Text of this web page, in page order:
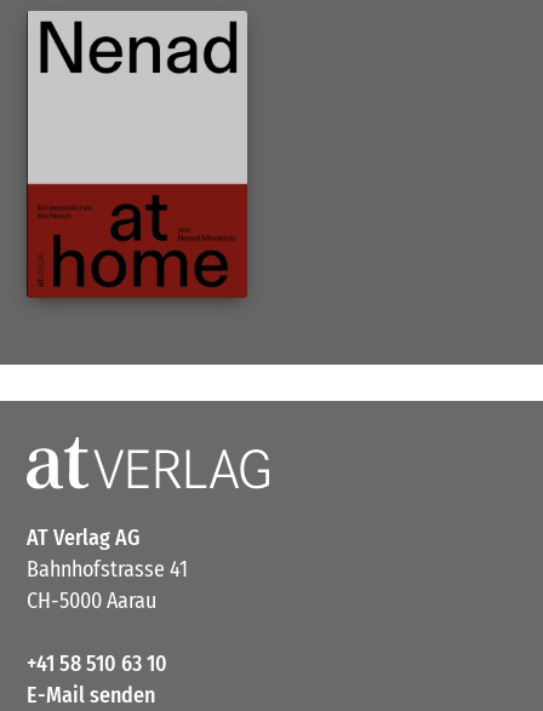
AT Verlag AG
Bahnhofstrasse 41
CH-5000 Aarau
+41 58 510 63 10
E-Mail senden